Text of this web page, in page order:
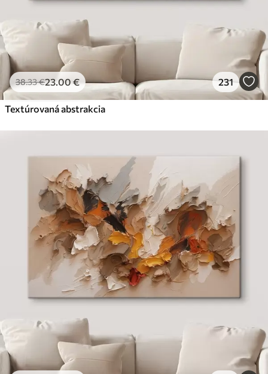
38.33€23.00€ 231
Textúrovaná abstrakcia